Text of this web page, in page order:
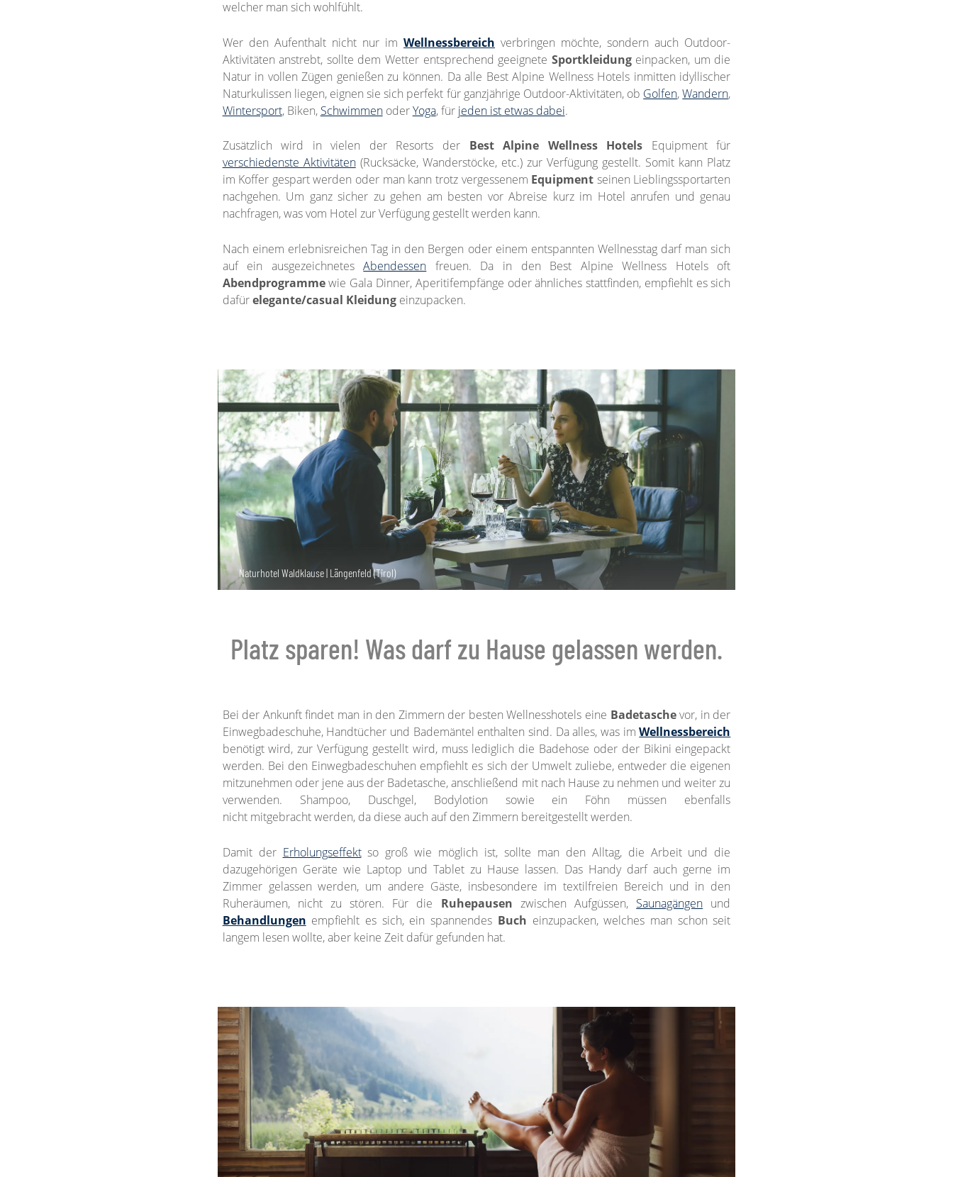
welcher man sich wohlfühlt.
Wer den Aufenthalt nicht nur imWellnessbereich verbringen möchte, sondern auch Outdoor-
Aktivitäten anstrebt, sollte dem Wetter entsprechend geeignete Sportkleidung einpacken, um die
Natur in vollen Zügen genießen zu können. Da alle Best Alpine Wellness Hotels inmitten idyllischer
Naturkulissen liegen, eignen sie sich perfekt für ganzjährige Outdoor-Aktivitäten, ob Golfen,Wandern,
Wintersport, Biken, SchwimmenoderYoga, für jeden ist etwas dabei.
Zusätzlich wird in vielen der Resorts der Best Alpine Wellness Hotels Equipment für
verschiedenste Aktivitäten(Rucksäcke, Wanderstöcke, etc.) zur Verfügung gestellt. Somit kann Platz
im Koffer gespart werden oder man kann trotz vergessenem Equipment seinen Lieblingssportarten
nachgehen. Um ganz sicher zu gehen am besten vor Abreise kurz im Hotel anrufen und genau
nachfragen, was vom Hotel zur Verfügung gestellt werden kann.
Nach einem erlebnisreichen Tag in den Bergen oder einem entspannten Wellnesstag darf man sich
auf ein ausgezeichnetesAbendessen freuen. Da in den Best Alpine Wellness Hotels oft
Abendprogrammewie Gala Dinner, Aperitifempfänge oder ähnliches stattfinden, empfiehlt es sich
dafürelegante/casual Kleidungeinzupacken.
Naturhotel Waldklause | Längenfeld (Tirol)
Platz sparen! Was darf zu Hause gelassen werden.
Bei der Ankunft findet man in den Zimmern der besten Wellnesshotels eine Badetaschevor, in der
Einwegbadeschuhe, Handtücher und Bademäntel enthalten sind. Da alles, was imWellnessbereich
benötigt wird, zur Verfügung gestellt wird, muss lediglich die Badehose oder der Bikini eingepackt
werden. Bei den Einwegbadeschuhen empfiehlt es sich der Umwelt zuliebe, entweder die eigenen
mitzunehmen oder jene aus der Badetasche, anschließend mit nach Hause zu nehmen und weiter zu
verwenden. Shampoo, Duschgel, Bodylotion sowie ein Föhn müssen ebenfalls
nicht mitgebracht werden, da diese auch auf den Zimmern bereitgestellt werden.
Damit der Erholungseffektso groß wie möglich ist, sollte man den Alltag, die Arbeit und die
dazugehörigen Geräte wie Laptop und Tablet zu Hause lassen. Das Handy darf auch gerne im
Zimmer gelassen werden, um andere Gäste, insbesondere im textilfreien Bereich und in den
Ruheräumen, nicht zu stören. Für die Ruhepausen zwischen Aufgüssen, Saunagängen und
Behandlungen empfiehlt es sich, ein spannendes Buch einzupacken, welches man schon seit
langem lesen wollte, aber keine Zeit dafür gefunden hat.